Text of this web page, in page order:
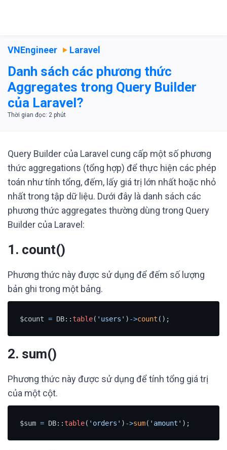
VNEngineer Laravel
Danh sách các phương thức
Aggregates trong Query Builder
của Laravel?
Query Builder của Laravel cung cấp một số phương
thức aggregations (tổng hợp) để thực hiện các phép
toán như tính tổng, đếm, lấy giá trị lớn nhất hoặc nhỏ
nhất trong tập dữ liệu. Dưới đây là danh sách các
phương thức aggregates thường dùng trong Query
Builder của Laravel:
1. count()
Phương thức này được sử dụng để đếm số lượng
bản ghi trong một bảng.
$count = DB::table( 'users' ) ->count ();
2. sum()
Phương thức này được sử dụng để tính tổng giá trị
của một cột.
$sum = DB::table( 'orders' ) ->sum( 'amount' );